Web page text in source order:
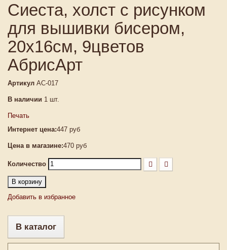
Сиеста, холст с рисунком
для вышивки бисером,
20х16см, 9цветов
АбрисАрт
Артикул АС-017
В наличии 1 шт.
Печать
Интернет цена:447 руб
Цена в магазине:470 руб
Количество
В корзину
Добавить в избранное
В каталог